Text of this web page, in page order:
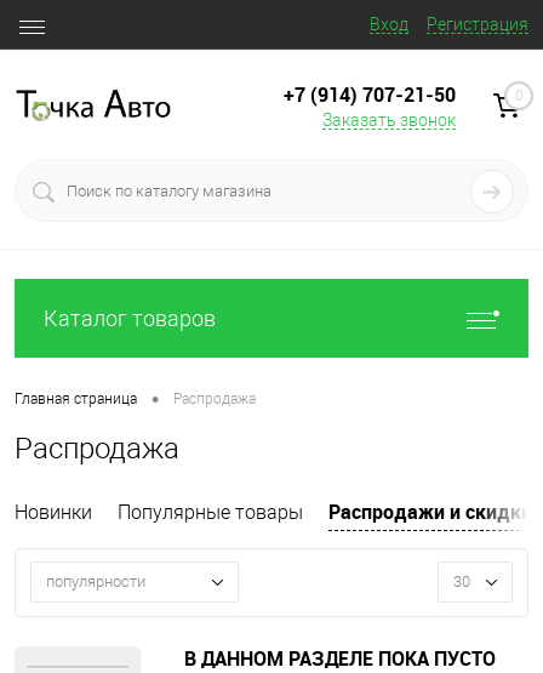
Вход Регистрация
+7 (914) 707‒21‒50
Заказать звонок
0
Каталог товаров
Главная страница • Распродажа
Распродажа
Новинки Популярные товары Распродажи и скидки
популярности 30
В ДАННОМ РАЗДЕЛЕ ПОКА ПУСТО